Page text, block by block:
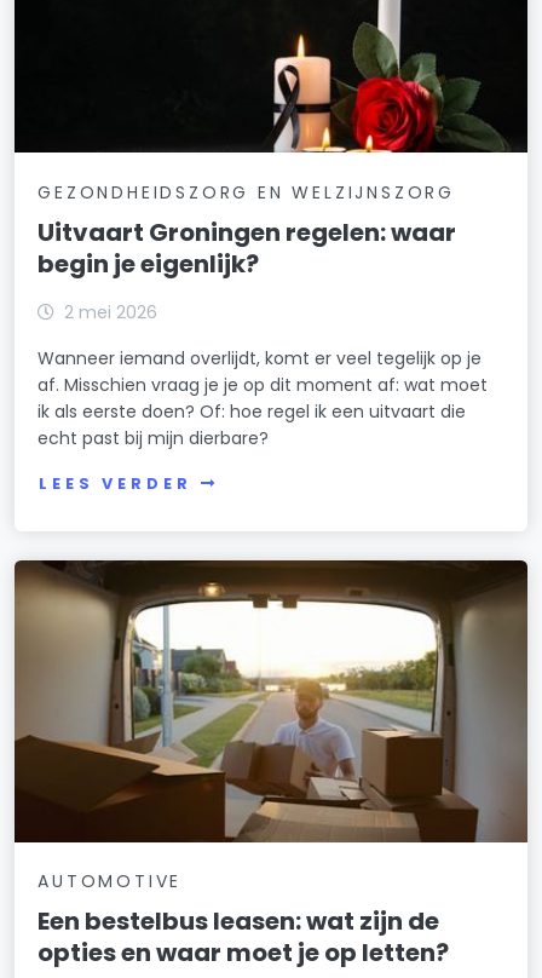
GEZONDHEIDSZORG EN WELZIJNSZORG
Uitvaart Groningen regelen: waar
begin je eigenlijk?
2 mei 2026
Wanneer iemand overlijdt, komt er veel tegelijk op je
af. Misschien vraag je je op dit moment af: wat moet
ik als eerste doen? Of: hoe regel ik een uitvaart die
echt past bij mijn dierbare?
LEES VERDER
AUTOMOTIVE
Een bestelbus leasen: wat zijn de
opties en waar moet je op letten?